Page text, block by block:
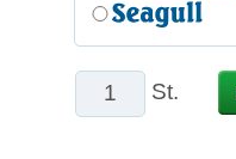
St.